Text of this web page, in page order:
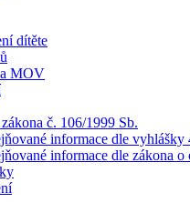
dítěte
MOV
č. 106/1999 Sb.
informace dle vyhlášky
informace dle zákona o